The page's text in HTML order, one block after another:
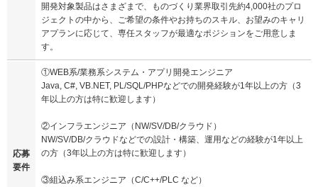
開発対象製品はさまざまで、ものづくり業界取引先約4,000社のプロ
ジェクトの中から、ご希望の条件やお持ちのスキル、お望みのキャリ
アプランに応じて、専任スタッフが最適なポジションをご用意しま
す。
応募
要件
①WEB系/業務系システム・アプリ開発エンジニア
Java, C#, VB.NET, PL/SQL/PHPなどでの開発経験が1年以上の方（3
年以上の方は特に歓迎します）
②インフラエンジニア（NW/SV/DB/クラウド）
NW/SV/DB/クラウドなどでの設計・構築、運用などの経験が1年以上
の方（3年以上の方は特に歓迎します）
③組込み系エンジニア（C/C++/PLC など）